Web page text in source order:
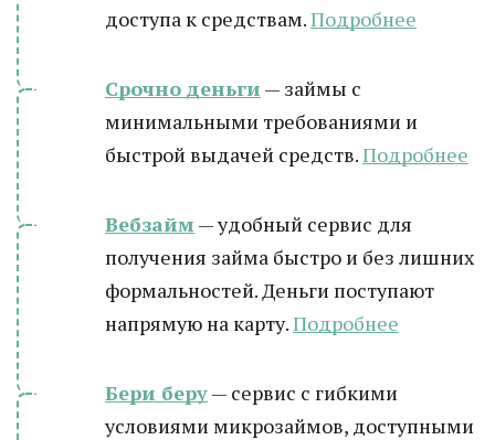
доступа к средствам.Подробнее
Срочно деньги — займы с
минимальными требованиями и
быстрой выдачей средств.Подробнее
Вебзайм — удобный сервис для
получения займа быстро и без лишних
формальностей. Деньги поступают
напрямую на карту.Подробнее
Бери беру— сервис с гибкими
условиями микрозаймов, доступными